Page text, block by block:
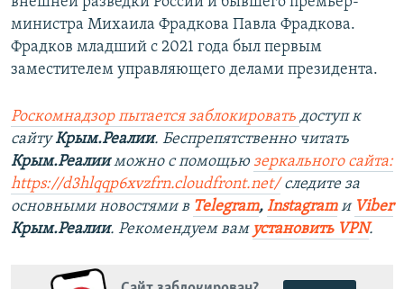
министра Михаила Фрадкова Павла Фрадкова.
Фрадков младший с 2021 года был первым
заместителем управляющего делами президента.
Роскомнадзор пытается заблокировать доступ к
сайтуКрым.Реалии. Беспрепятственно читать
Крым.Реалииможно с помощью зеркального сайта:
https://d3hlqqp6xvzfrn.cloudfront.net/следите за
основными новостями в Telegram, Instagramи Viber
Крым.Реалии. Рекомендуем вам установить VPN.